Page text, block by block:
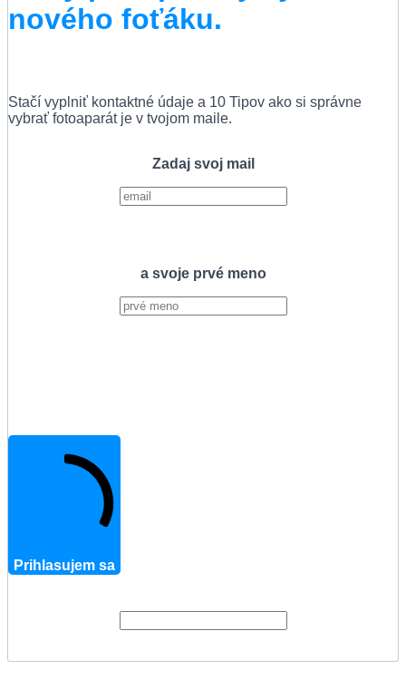
nového foťáku.
Stačí vyplniť kontaktné údaje a 10 Tipov ako si správne
vybrať fotoaparát je v tvojom maile.
Zadaj svoj mail
a svoje prvé meno
Prihlasujem sa